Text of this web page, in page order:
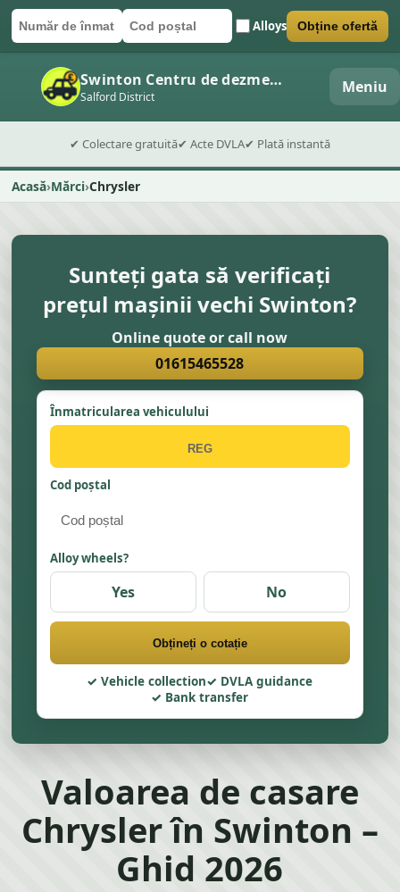
Număr de înmatriculare
Cod poștal Alloys
Trimite formularul Obține ofertă
Swinton Centru de dezmembrări auto
Salford District Meniu
✔ Colectare gratuită✔ Acte DVLA✔ Plată instantă
Acasă Mărci Chrysler
Sunteți gata să verificați
prețul mașinii vechi Swinton?
Online quote or call now
01615465528
Înmatricularea vehiculului
Cod poștal
Alloy wheels?
Yes No
Obțineți o cotație
Vehicle collection
DVLA guidance
Bank transfer
Valoarea de casare
Chrysler în Swinton –
Ghid 2026